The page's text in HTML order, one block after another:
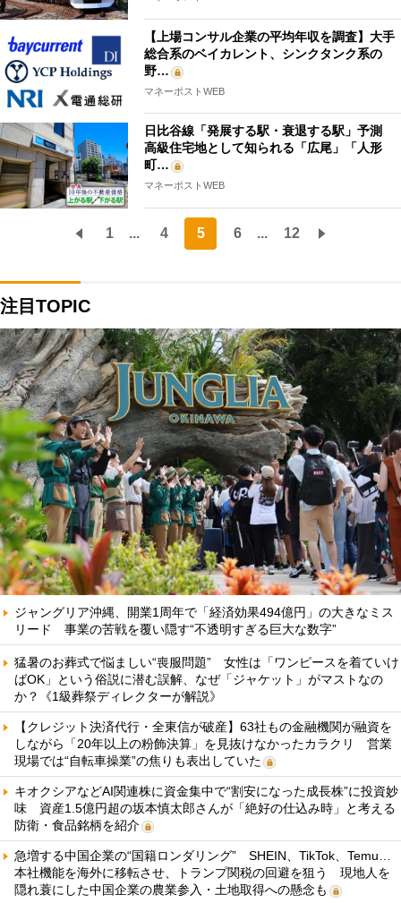
【上場コンサル企業の平均年収を調査】大手
総合系のベイカレント、シンクタンク系の
野…
マネーポストWEB
日比谷線「発展する駅・衰退する駅」予測
高級住宅地として知られる「広尾」「人形
町…
マネーポストWEB
1 ... 4 5 6 ... 12
注目TOPIC
ジャングリア沖縄、開業1周年で「経済効果494億円」の大きなミス
リード 事業の苦戦を覆い隠す“不透明すぎる巨大な数字”
猛暑のお葬式で悩ましい“喪服問題” 女性は「ワンピースを着ていけ
ばOK」という俗説に潜む誤解、なぜ「ジャケット」がマストなの
か？《1級葬祭ディレクターが解説》
【クレジット決済代行・全東信が破産】63社もの金融機関が融資を
しながら「20年以上の粉飾決算」を見抜けなかったカラクリ 営業
現場では“自転車操業”の焦りも表出していた
キオクシアなどAI関連株に資金集中で“割安になった成長株”に投資妙
味 資産1.5億円超の坂本慎太郎さんが「絶好の仕込み時」と考える
防衛・食品銘柄を紹介
急増する中国企業の“国籍ロンダリング” SHEIN、TikTok、Temu…
本社機能を海外に移転させ、トランプ関税の回避を狙う 現地人を
隠れ蓑にした中国企業の農業参入・土地取得への懸念も